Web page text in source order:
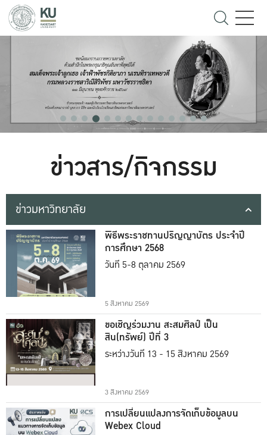
ข่าวสาร/กิจกรรม
ข่าวมหาวิทยาลัย
พิธีพระราชทานปริญญาบัตร ประจำปี
การศึกษา 2568
วันที่ 5-8 ตุลาคม 2569
5 สิงหาคม 2569
ขอเชิญร่วมงาน สะสมศิลป์ เป็น
สิน(ทรัพย์) ปีที่ 3
ระหว่างวันที่ 13 - 15 สิงหาคม 2569
3 สิงหาคม 2569
การเปลี่ยนแปลงการจัดเก็บข้อมูลบน
Webex Cloud